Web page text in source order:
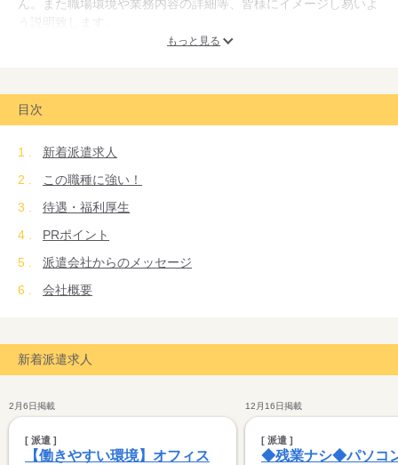
ん。また職場環境や業務内容の詳細等、皆様にイメージし易いよ
う説明致します。
タクトは登録時のヒアリング～派遣後までのスタッフフォローを
ト致します。
もっと見る
目次
新着派遣求人
この職種に強い！
待遇・福利厚生
PRポイント
派遣会社からのメッセージ
会社概要
新着派遣求人
2月6日掲載
[ 派遣 ]
【働きやすい環境】オフィス
12月16日掲載
[ 派遣 ]
◆残業ナシ◆パソコ